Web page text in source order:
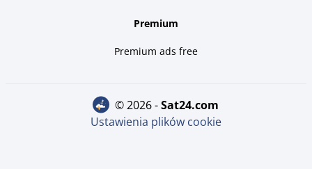
Premium
Premium ads free
© 2026 - sat24.com
Ustawienia plików cookie